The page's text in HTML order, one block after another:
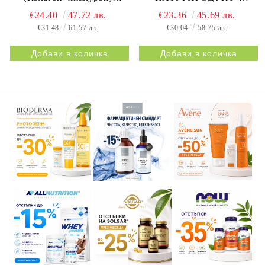
НАТУРПРОДУКТ |
BESTIFLEX 12G 30s
€24.40 47.72 лв.
€31.48 61.57 лв.
BESTIFLEX JOINTS 30s
NATURPRODUKT
€23.36 45.69 лв.
€30.04 58.75 лв.